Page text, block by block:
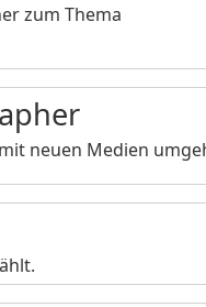
zum Thema
neuen Medien